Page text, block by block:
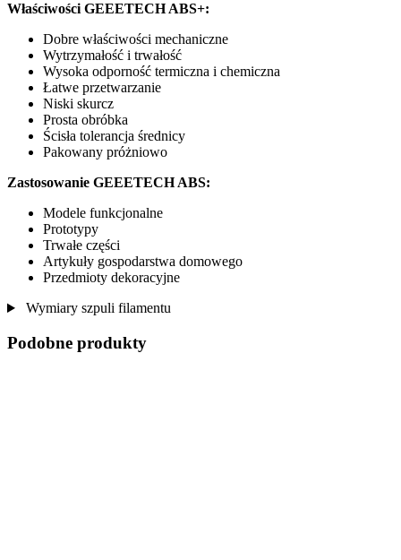
Właściwości GEEETECH ABS+:
Dobre właściwości mechaniczne
Wytrzymałość i trwałość
Wysoka odporność termiczna i chemiczna
Łatwe przetwarzanie
Niski skurcz
Prosta obróbka
Ścisła tolerancja średnicy
Pakowany próżniowo
Zastosowanie GEEETECH ABS:
Modele funkcjonalne
Prototypy
Trwałe części
Artykuły gospodarstwa domowego
Przedmioty dekoracyjne
Wymiary szpuli filamentu
Podobne produkty